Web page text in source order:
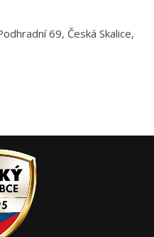
69, Česká Skalice,